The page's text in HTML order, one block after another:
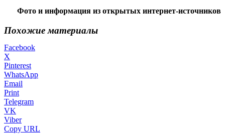
Фото и информация из открытых интернет-источников
Похожие материалы
Facebook
X
Pinterest
WhatsApp
Email
Print
Telegram
VK
Viber
Copy URL